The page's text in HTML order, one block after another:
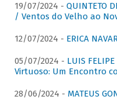
19/07/2024 - QUINTETO
/ Ventos do Velho ao
12/07/2024 - ERICA
05/07/2024 - LUIS
Virtuoso: Um Encontro
28/06/2024 - MATEUS